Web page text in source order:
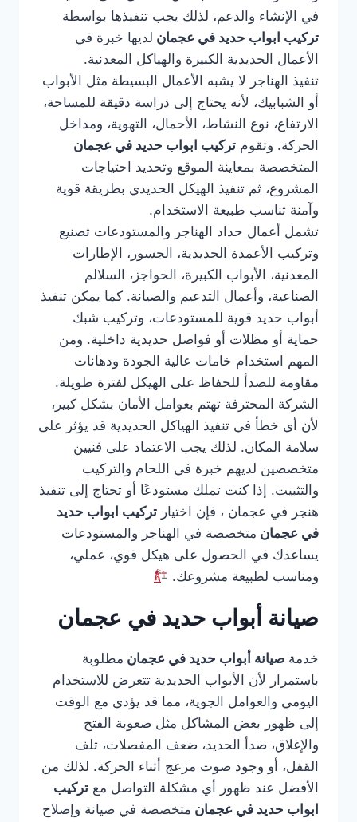
في الإنشاء والدعم، لذلك يجب تنفيذها بواسطة
تركيب ابواب حديد في عجمان لديها خبرة في
الأعمال الحديدية الكبيرة والهياكل المعدنية.
تنفيذ الهناجر لا يشبه الأعمال البسيطة مثل الأبواب
أو الشبابيك، لأنه يحتاج إلى دراسة دقيقة للمساحة،
الارتفاع، نوع النشاط، الأحمال، التهوية، ومداخل
الحركة. وتقوم تركيب ابواب حديد في عجمان
المتخصصة بمعاينة الموقع وتحديد احتياجات
المشروع، ثم تنفيذ الهيكل الحديدي بطريقة قوية
وآمنة تناسب طبيعة الاستخدام.
تشمل أعمال حداد الهناجر والمستودعات تصنيع
وتركيب الأعمدة الحديدية، الجسور، الإطارات
المعدنية، الأبواب الكبيرة، الحواجز، السلالم
الصناعية، وأعمال التدعيم والصيانة. كما يمكن تنفيذ
أبواب حديد قوية للمستودعات، وتركيب شبك
حماية أو مظلات أو فواصل حديدية داخلية. ومن
المهم استخدام خامات عالية الجودة ودهانات
مقاومة للصدأ للحفاظ على الهيكل لفترة طويلة.
الشركة المحترفة تهتم بعوامل الأمان بشكل كبير،
لأن أي خطأ في تنفيذ الهياكل الحديدية قد يؤثر على
سلامة المكان. لذلك يجب الاعتماد على فنيين
متخصصين لديهم خبرة في اللحام والتركيب
والتثبيت. إذا كنت تملك مستودعًا أو تحتاج إلى تنفيذ
هنجر في عجمان ، فإن اختيار تركيب ابواب حديد
في عجمان متخصصة في الهناجر والمستودعات
يساعدك في الحصول على هيكل قوي، عملي،
ومناسب لطبيعة مشروعك.
صيانة أبواب حديد في عجمان
خدمة صيانة أبواب حديد في عجمان مطلوبة
باستمرار لأن الأبواب الحديدية تتعرض للاستخدام
اليومي والعوامل الجوية، مما قد يؤدي مع الوقت
إلى ظهور بعض المشاكل مثل صعوبة الفتح
والإغلاق، صدأ الحديد، ضعف المفصلات، تلف
القفل، أو وجود صوت مزعج أثناء الحركة. لذلك من
الأفضل عند ظهور أي مشكلة التواصل مع تركيب
ابواب حديد في عجمان متخصصة في صيانة وإصلاح